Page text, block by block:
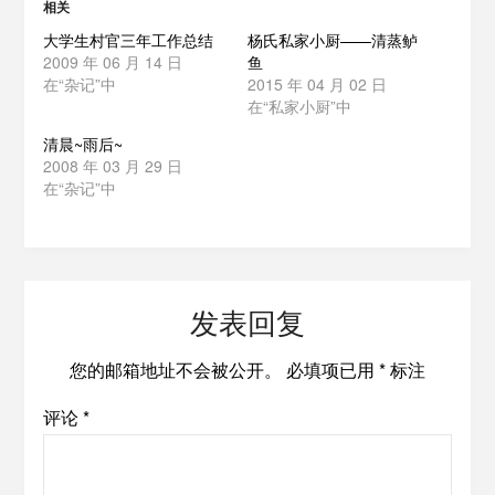
相关
大学生村官三年工作总结
2009 年 06 月 14 日
在“杂记”中
杨氏私家小厨——清蒸鲈
鱼
2015 年 04 月 02 日
在“私家小厨”中
清晨~雨后~
2008 年 03 月 29 日
在“杂记”中
发表回复
您的邮箱地址不会被公开。 必填项已用 *标注
评论*